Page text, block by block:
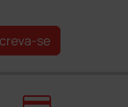
se